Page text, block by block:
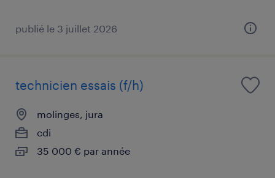
publié le 3 juillet 2026
technicien essais (f/h)
molinges, jura
cdi
35 000 € par année